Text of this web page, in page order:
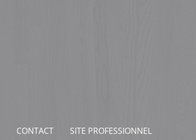
CONTACT SITE PROFESSIONNEL